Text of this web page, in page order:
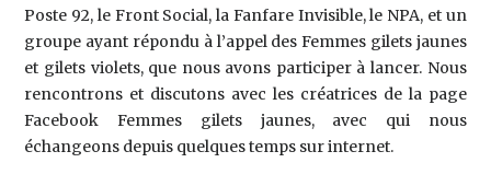
Poste 92, le Front Social, la Fanfare Invisible, le NPA, et un
groupe ayant répondu à l’appel des Femmes gilets jaunes
et gilets violets, que nous avons participer à lancer. Nous
rencontrons et discutons avec les créatrices de la page
Facebook Femmes gilets jaunes, avec qui nous
échangeons depuis quelques temps sur internet.